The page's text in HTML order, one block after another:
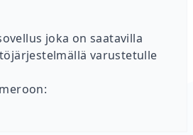
joka on saatavilla
varustetulle